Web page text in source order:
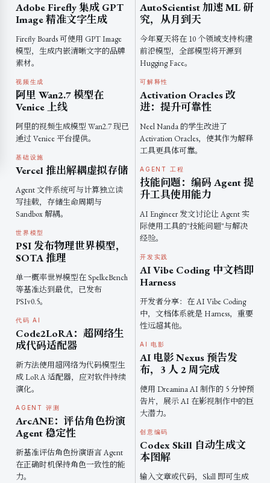
Adobe Firefly 集成 GPT
Image 精准文字生成
Firefly Boards 可使用 GPT Image
模型，生成内嵌清晰文字的品牌
素材。
视频生成
阿里 Wan2.7 模型在
Venice 上线
阿里的视频生成模型 Wan2.7 现已
通过 Venice 平台提供。
基础设施
Vercel 推出解耦虚拟存储
Agent 文件系统可与计算独立读
写挂载，存储生命周期与
Sandbox 解耦。
世界模型
PSI 发布物理世界模型，
SOTA 推理
单一概率世界模型在 SpelkeBench
等基准达到最优，已发布
PSIv0.5。
代码 AI
Code2LoRA：超网络生
成代码适配器
新方法使用超网络为代码模型生
成 LoRA 适配器，应对软件持续
演化。
AGENT 评测
ArcANE：评估角色扮演
Agent 稳定性
新基准评估角色扮演语言 Agent
在正确时机保持角色一致性的能
力。
AutoScientist 加速 ML 研
究，从月到天
今年夏天将在 10 个领域支持构建
前沿模型，全部模型将开源到
Hugging Face。
可解释性
Activation Oracles 改
进：提升可靠性
Neel Nanda 的学生改进了
Activation Oracles，使其作为解释
工具更具体可靠。
AGENT 工程
技能问题：编码 Agent 提
升工具使用能力
AI Engineer 发文讨论让 Agent 实
际使用工具的"技能问题"与解决
经验。
开发实践
AI Vibe Coding 中文档即
Harness
开发者分享：在 AI Vibe Coding
中，文档体系就是 Harness，重要
性远超其他。
AI 电影
AI 电影 Nexus 预告发
布，3 人 2 周完成
使用 Dreamina AI 制作的 5 分钟预
告片，展示 AI 在影视制作中的巨
大潜力。
创意编码
Codex Skill 自动生成文
本图解
输入文章或代码，Skill 即可生成